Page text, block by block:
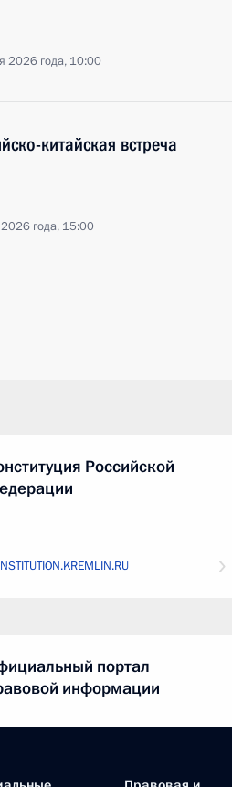
2026 года, 10:00
китайская встреча
года, 15:00
Российской
портал
информации